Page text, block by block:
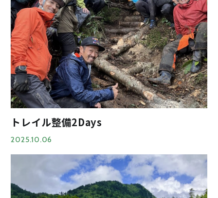
トレイル整備2Days
2025.10.06